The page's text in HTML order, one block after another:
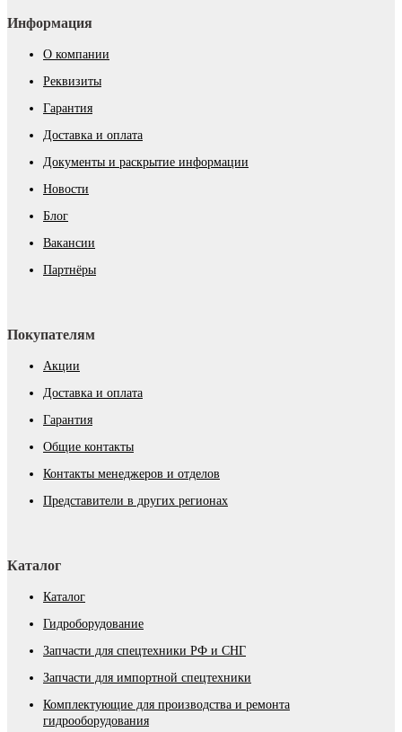
Информация
О компании
Реквизиты
Гарантия
Доставка и оплата
Документы и раскрытие информации
Новости
Блог
Вакансии
Партнёры
Покупателям
Акции
Доставка и оплата
Гарантия
Общие контакты
Контакты менеджеров и отделов
Представители в других регионах
Каталог
Каталог
Гидроборудование
Запчасти для спецтехники РФ и СНГ
Запчасти для импортной спецтехники
Комплектующие для производства и ремонта
гидрооборудования